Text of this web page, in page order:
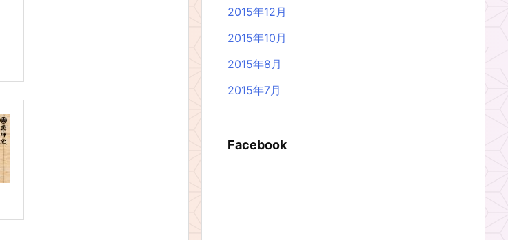
2015年12月
2015年10月
2015年8月
2015年7月
Facebook